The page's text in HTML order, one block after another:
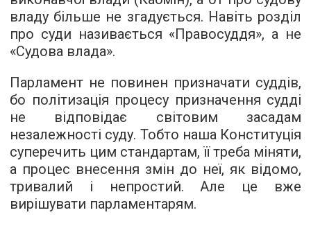
владу більше не згадується. Навіть розділ
про суди називається «Правосуддя», а не
«Судова влада».
Парламент не повинен призначати суддів,
бо політизація процесу призначення судді
не відповідає світовим засадам
незалежності суду. Тобто наша Конституція
суперечить цим стандартам, її треба міняти,
а процес внесення змін до неї, як відомо,
тривалий і непростий. Але це вже
вирішувати парламентарям.